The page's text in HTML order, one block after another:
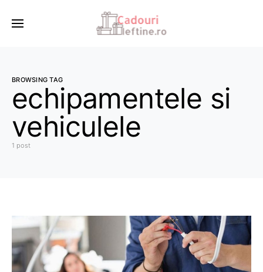
BROWSING TAG
echipamentele si
vehiculele
1 post